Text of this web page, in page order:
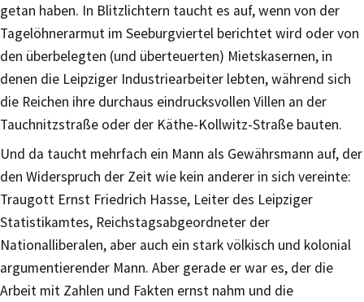
getan haben. In Blitzlichtern taucht es auf, wenn von der
Tagelöhnerarmut im Seeburgviertel berichtet wird oder von
den überbelegten (und überteuerten) Mietskasernen, in
denen die Leipziger Industriearbeiter lebten, während sich
die Reichen ihre durchaus eindrucksvollen Villen an der
Tauchnitzstraße oder der Käthe-Kollwitz-Straße bauten.
Und da taucht mehrfach ein Mann als Gewährsmann auf, der
den Widerspruch der Zeit wie kein anderer in sich vereinte:
Traugott Ernst Friedrich Hasse, Leiter des Leipziger
Statistikamtes, Reichstagsabgeordneter der
Nationalliberalen, aber auch ein stark völkisch und kolonial
argumentierender Mann. Aber gerade er war es, der die
Arbeit mit Zahlen und Fakten ernst nahm und die